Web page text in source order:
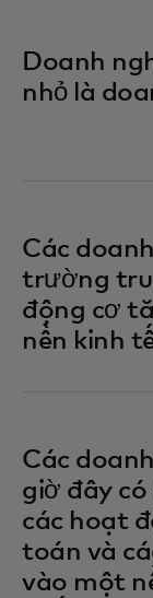
Doanh
nhỏ là
Các
trường
động cơ
nền kinh
Các
giờ đây
các hoạt
toán và
vào một